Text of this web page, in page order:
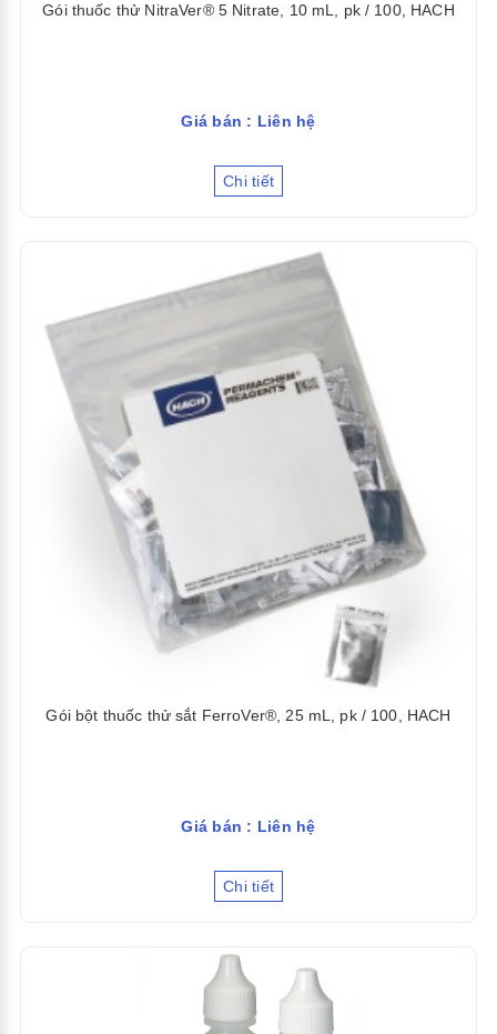
Gói thuốc thử NitraVer® 5 Nitrate, 10 mL, pk / 100, HACH
Giá bán : Liên hệ
Chi tiết
Gói bột thuốc thử sắt FerroVer®, 25 mL, pk / 100, HACH
Giá bán : Liên hệ
Chi tiết